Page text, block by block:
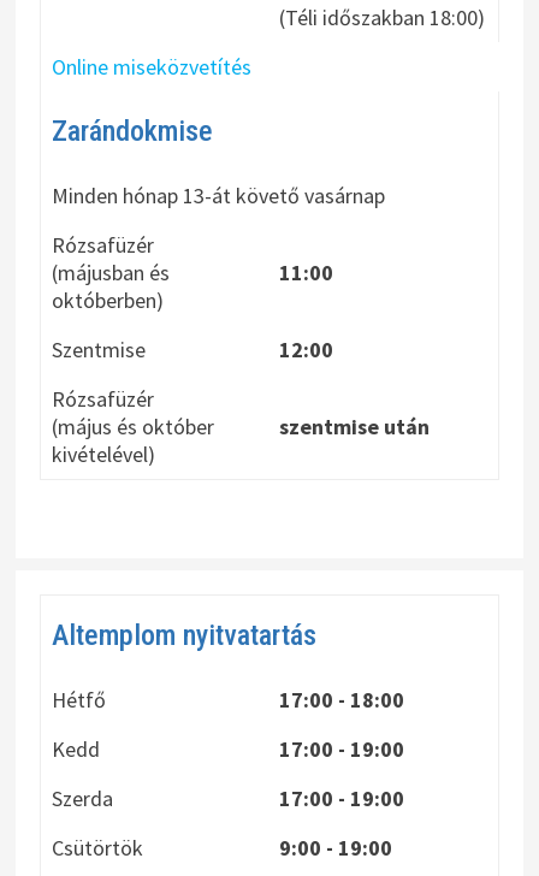
(Téli időszakban 18:00)
Online miseközvetítés
Zarándokmise
Minden hónap 13-át követő vasárnap
Rózsafüzér
(májusban és
októberben)
11:00
Szentmise
12:00
Rózsafüzér
(május és október
kivételével)
szentmise után
Altemplom nyitvatartás
Hétfő
17:00 - 18:00
Kedd
17:00 - 19:00
Szerda
17:00 - 19:00
Csütörtök
9:00 - 19:00